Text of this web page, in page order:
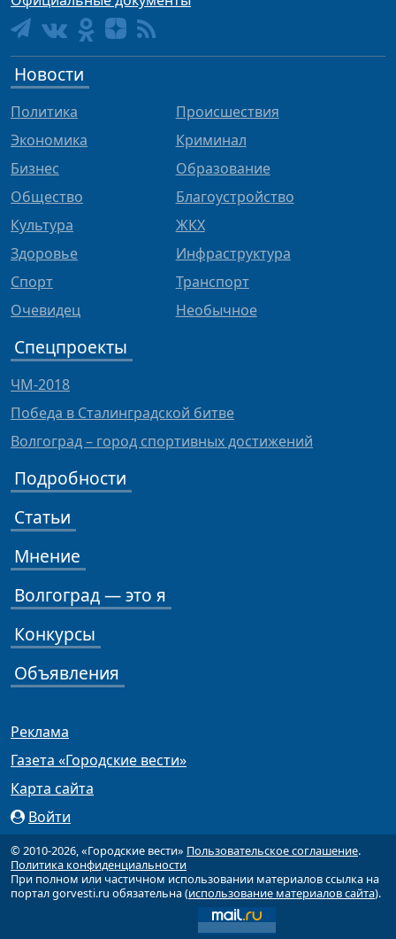
Новости
Политика
Экономика
Бизнес
Общество
Культура
Здоровье
Спорт
Очевидец
Происшествия
Криминал
Образование
Благоустройство
ЖКХ
Инфраструктура
Транспорт
Необычное
Спецпроекты
ЧМ-2018
Победа в Сталинградской битве
Волгоград – город спортивных достижений
Подробности
Статьи
Мнение
Волгоград — это я
Конкурсы
Объявления
Реклама
Газета «Городские вести»
Карта сайта
Войти
© 2010-2026, «Городские вести» Пользовательское соглашение.
Политика конфиденциальности
При полном или частичном использовании материалов ссылка на
портал gorvesti.ru обязательна (использование материалов сайта).